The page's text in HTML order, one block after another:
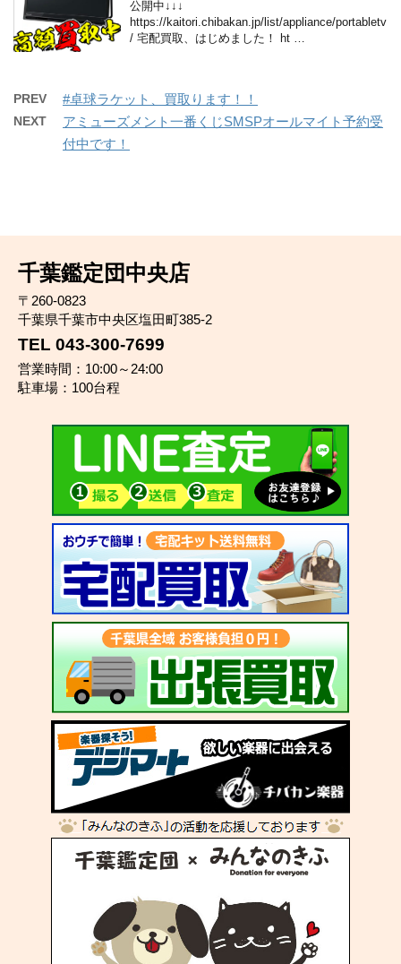
公開中↓↓↓
https://kaitori.chibakan.jp/list/appliance/portabletv
/ 宅配買取、はじめました！ ht …
PREV #卓球ラケット、買取ります！！
NEXT
アミューズメント一番くじSMSPオールマイト予約受
付中です！
千葉鑑定団中央店
〒260-0823
千葉県千葉市中央区塩田町385-2
TEL 043-300-7699
営業時間：10:00～24:00
駐車場：100台程